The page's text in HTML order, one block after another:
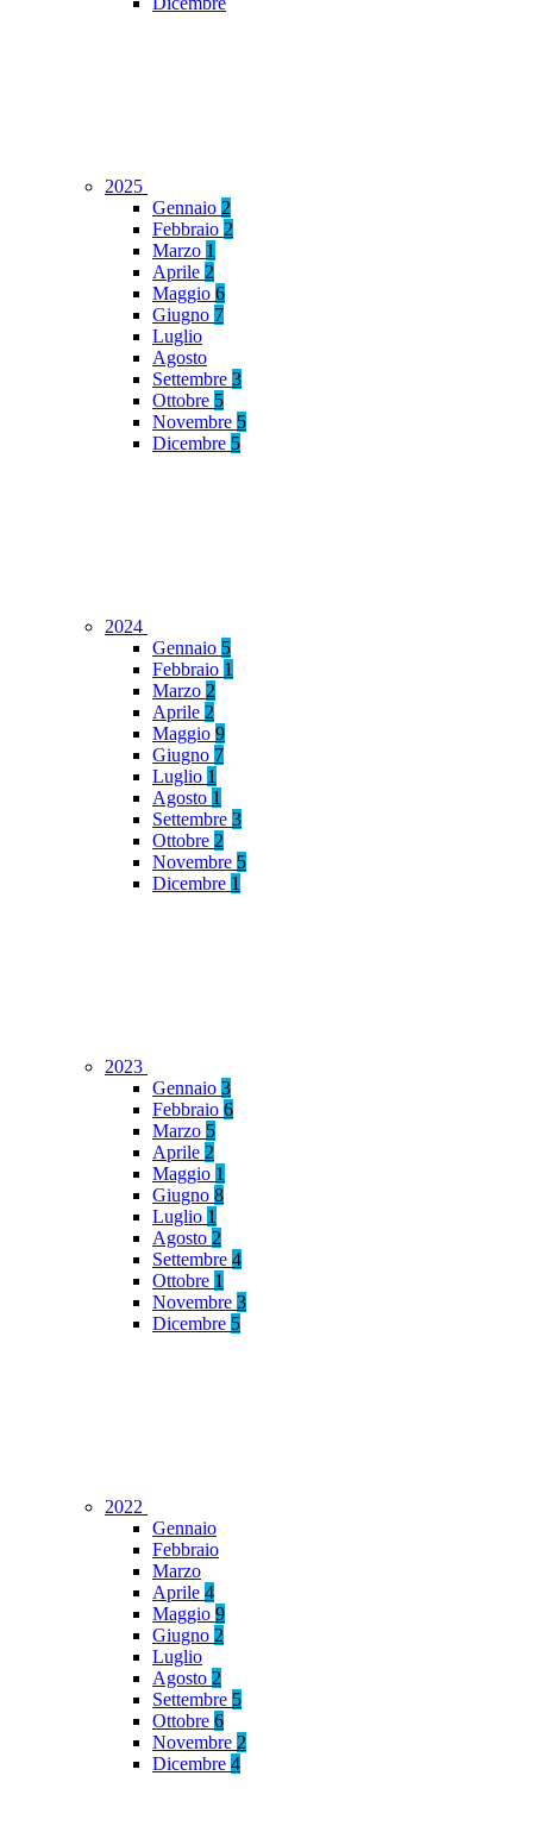
2025
Gennaio 2
Febbraio 2
Marzo 1
Aprile 2
Maggio 6
Giugno 7
Luglio
Agosto
Settembre 3
Ottobre 5
Novembre 5
Dicembre 5
2024
Gennaio 5
Febbraio 1
Marzo 2
Aprile 2
Maggio 9
Giugno 7
Luglio 1
Agosto 1
Settembre 3
Ottobre 2
Novembre 5
Dicembre 1
2023
Gennaio 3
Febbraio 6
Marzo 5
Aprile 2
Maggio 1
Giugno 8
Luglio 1
Agosto 2
Settembre 4
Ottobre 1
Novembre 3
Dicembre 5
2022
Gennaio
Febbraio
Marzo
Aprile 4
Maggio 9
Giugno 2
Luglio
Agosto 2
Settembre 5
Ottobre 6
Novembre 2
Dicembre 4